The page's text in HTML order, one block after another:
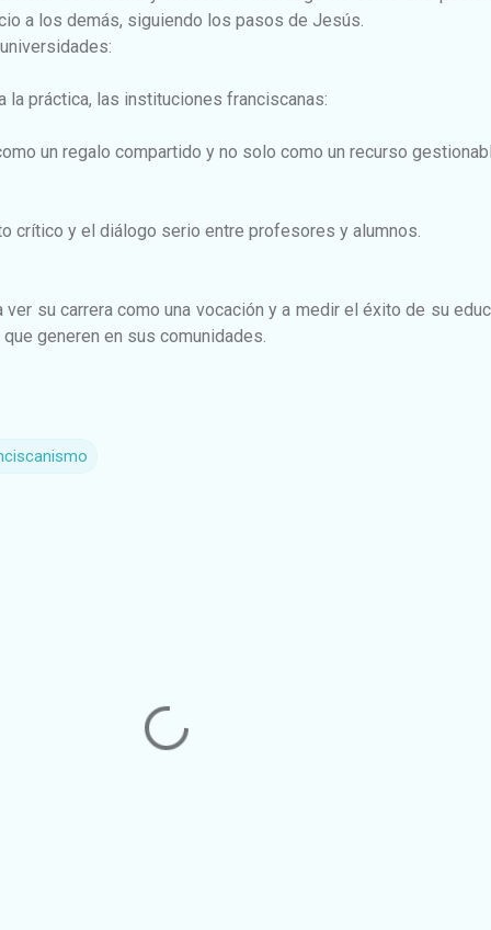
a los demás, siguiendo los pasos de Jesús.
la práctica, las instituciones franciscanas:
un regalo compartido y no solo como un recurso
crítico y el diálogo serio entre profesores y alumnos.
su carrera como una vocación y a medir el éxito de su
generen en sus comunidades.